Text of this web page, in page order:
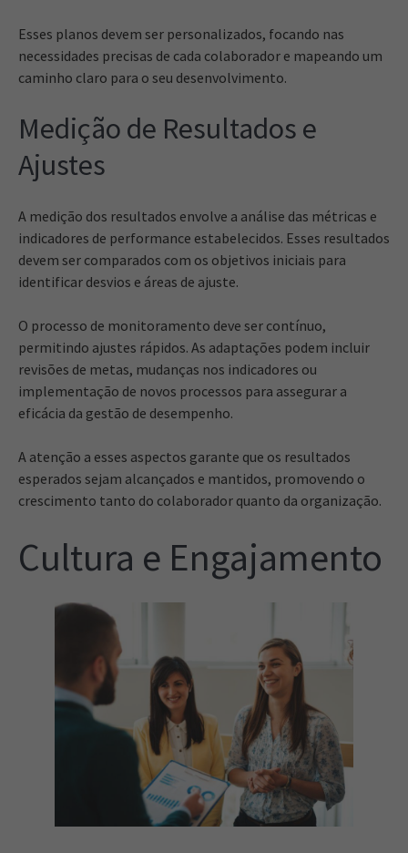
Esses planos devem ser personalizados, focando nas
necessidades precisas de cada colaborador e mapeando um
caminho claro para o seu desenvolvimento.
Medição de Resultados e
Ajustes
A medição dos resultados envolve a análise das métricas e
indicadores de performance estabelecidos. Esses resultados
devem ser comparados com os objetivos iniciais para
identificar desvios e áreas de ajuste.
O processo de monitoramento deve ser contínuo,
permitindo ajustes rápidos. As adaptações podem incluir
revisões de metas, mudanças nos indicadores ou
implementação de novos processos para assegurar a
eficácia da gestão de desempenho.
A atenção a esses aspectos garante que os resultados
esperados sejam alcançados e mantidos, promovendo o
crescimento tanto do colaborador quanto da organização.
Cultura e Engajamento